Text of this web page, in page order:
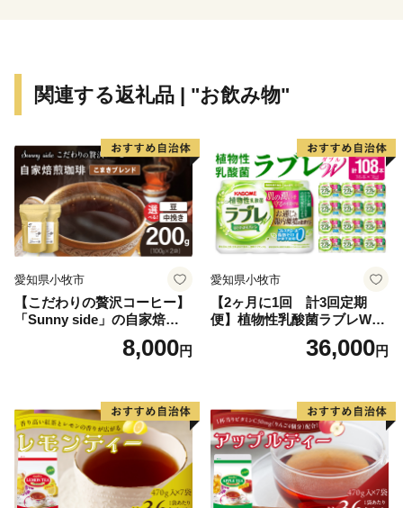
関連する返礼品 | "お飲み物"
愛知県小牧市
【こだわりの贅沢コーヒー】
「Sunny side」の自家焙煎珈
琲こまきブレンド（200g）
8,000円
愛知県小牧市
【2ヶ月に1回 計3回定期
便】植物性乳酸菌ラブレW
プレーン36本（計108本）
36,000円